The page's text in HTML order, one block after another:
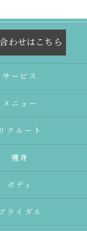
わせはこちら
サービス
メニュー
リクルート
痩身
ボディ
ライダル